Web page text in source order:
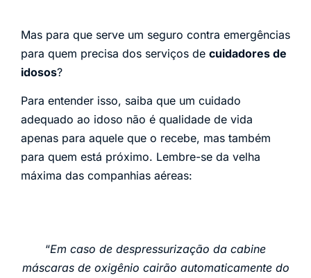
Mas para que serve um seguro contra emergências
para quem precisa dos serviços de cuidadores de
idosos?
Para entender isso, saiba que um cuidado
adequado ao idoso não é qualidade de vida
apenas para aquele que o recebe, mas também
para quem está próximo. Lembre-se da velha
máxima das companhias aéreas:
“Em caso de despressurização da cabine
máscaras de oxigênio cairão automaticamente do